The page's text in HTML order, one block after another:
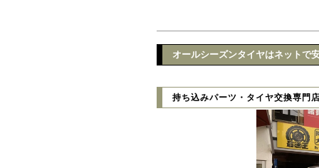
オールシーズンタイヤはネットで
持ち込みパーツ・タイヤ交換専門